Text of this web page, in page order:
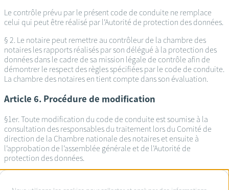
Le contrôle prévu par le présent code de conduite ne remplace
celui qui peut être réalisé par l’Autorité de protection des données.
§ 2. Le notaire peut remettre au contrôleur de la chambre des
notaires les rapports réalisés par son délégué à la protection des
données dans le cadre de sa mission légale de contrôle afin de
démontrer le respect des règles spécifiées par le code de conduite.
La chambre des notaires en tient compte dans son évaluation.
Article 6. Procédure de modification
§1er. Toute modification du code de conduite est soumise à la
consultation des responsables du traitement lors du Comité de
direction de la Chambre nationale des notaires et ensuite à
l’approbation de l’assemblée générale et de l’Autorité de
protection des données.